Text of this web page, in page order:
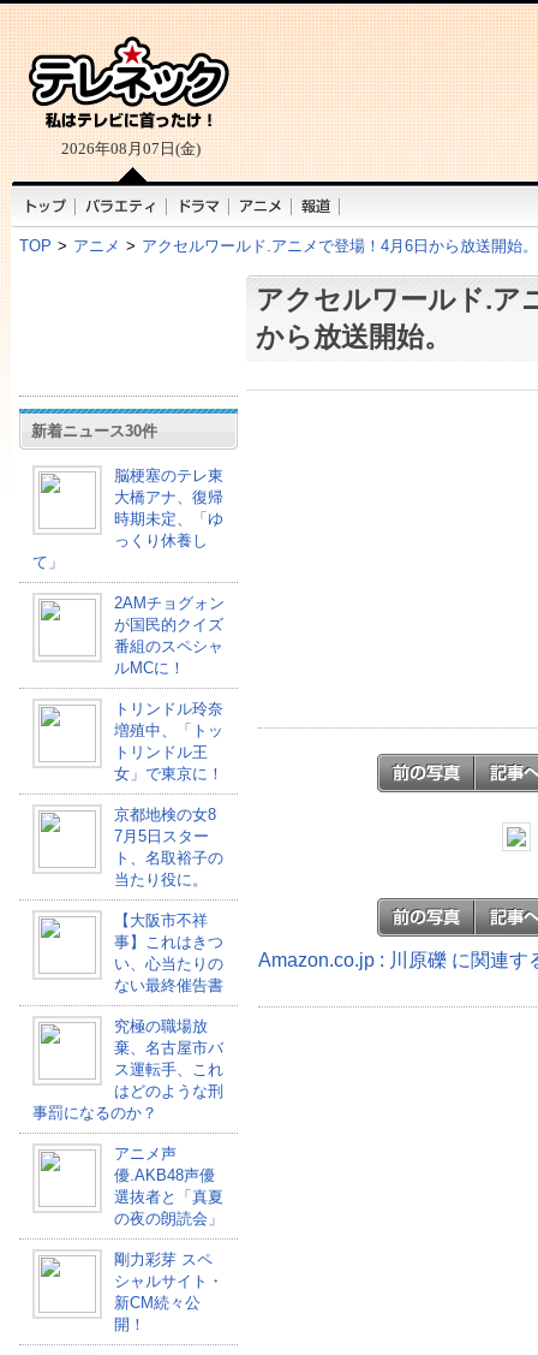
2026年08月07日(金)
TOP > アニメ > アクセルワールド.アニメで登場！4月6日から放送開始。
新着ニュース30件
脳梗塞のテレ東
大橋アナ、復帰
時期未定、「ゆ
っくり休養し
て」
2AMチョグォン
が国民的クイズ
番組のスペシャ
ルMCに！
トリンドル玲奈
増殖中、「トッ
トリンドル王
女」で東京に！
京都地検の女8
7月5日スター
ト、名取裕子の
当たり役に。
【大阪市不祥
事】これはきつ
い、心当たりの
ない最終催告書
究極の職場放
棄、名古屋市バ
ス運転手、これ
はどのような刑
事罰になるのか？
アニメ声
優.AKB48声優
選抜者と「真夏
の夜の朗読会」
剛力彩芽 スペ
シャルサイト・
新CM続々公
開！
アクセルワールド.ア
から放送開始。
Amazon.co.jp : 川原礫 に関連す